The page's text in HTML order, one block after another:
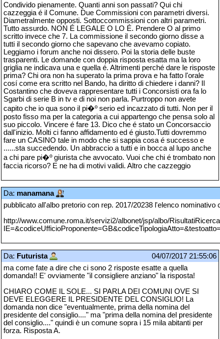
Condivido pienamente. Quanti anni son passati? Qui chi
cazzeggia é il Comune. Due Commissioni con parametri diversi.
Diametralmente opposti. Sottoccommissioni con altri parametri.
Tutto assurdo. NON É LEGALE O LO É. Prendere O al primo
scritto invece che 7. La commissione il secondo giorno disse a
tutti il secondo giorno che sapevano che avevamo copiato.
Leggiamo i forum anche noi dissero. Poi la storia delle buste
trasparenti. Le domande con doppia risposta esatta ma la loro
griglia ne indicava una e quella é. Altrimenti perché dare le risposte
prima? Chi ora non ha superato la prima prova e ha fatto l'orale
cosí come era scritto nel Bando, ha diritto di chiedere i danni? Il
Costantino che doveva rappresentare tutti i Concorsisti ora fa lo
Sgarbi di serie B in tv e di noi non parla. Purtroppo non avete
capito che io qua sono il pi�º serio ed incazzato di tutti. Non per il
posto fisso ma per la categoria a cui appartengo che pensa solo al
suo piccolo. Vincere é fare 13. Dico che é stato un Concorsaccio
dall'inizio. Molti ci fanno affidamento ed é giusto.Tutti dovremmo
fare un CASINO tale in modo che si sappia cosa é successo e
......sta succedendo. Un abbraccio a tutti e in bocca al lupo anche
a chi pare pi�º giurista che avvocato. Vuoi che chi é trombato non
faccia ricorso? E ne ha di motivi validi. Altro che cazzeggio
Da: manamana
pubblicato all'albo pretorio con rep. 2017/20238 l'elenco nominativo
http://www.comune.roma.it/servizi2/albonet/jsp/albo/
Da: Futurista
04/07/2017 21:55:06
ma come fate a dire che ci sono 2 risposte esatte a quella
domanda!! E' ovviamente "il consigliere anziano" la risposta!
CHIARO COME IL SOLE... SI PARLA DEI COMUNI OVE SI
DEVE ELEGGERE IL PRESIDENTE DEL CONSIGLIO! La
domanda non dice "eventualmente, prima della nomina del
presidente del consiglio...." ma "prima della nomina del presidente
del consiglio...." quindi è un comune sopra i 15 mila abitanti per
forza. Risposta A.